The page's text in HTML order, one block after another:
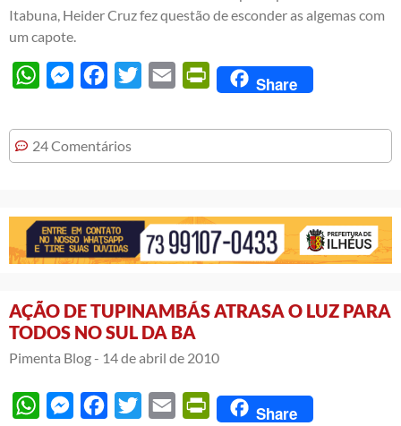
Itabuna, Heider Cruz fez questão de esconder as algemas com
um capote.
WhatsAppMessengerFacebook
Twitter Email PrintFriendly
Share
24 Comentários
AÇÃO DE TUPINAMBÁS ATRASA O LUZ PARA
TODOS NO SUL DA BA
Pimenta Blog - 14 de abril de 2010
WhatsAppMessengerFacebook
Twitter Email PrintFriendly
Share